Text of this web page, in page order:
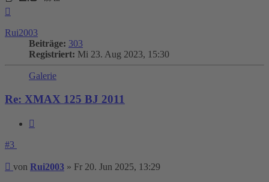
Rui2003
Beiträge: 303
Registriert: Mi 23. Aug 2023, 15:30
Galerie
Re: XMAX 125 BJ 2011
#3
Beitrag
von Rui2003 » Fr 20. Jun 2025, 13:29